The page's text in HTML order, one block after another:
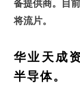
备提供商。目
将流片。
华业天成
半导体。